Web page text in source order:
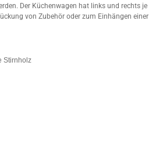
Der Küchenwagen hat links und rechts je
von Zubehör oder zum Einhängen einer
Stirnholz